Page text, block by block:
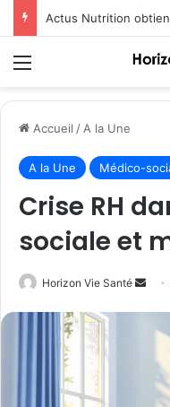
Actus Nutrition
Menu
Accueil /A la Une
A la Une Médico-
Crise RH
sociale et
Horizon Vie Santé